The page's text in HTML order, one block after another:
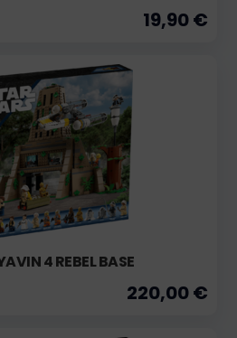
19,90 €
4 REBEL BASE
220,00 €